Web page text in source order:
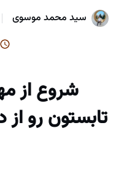
سید محمد موسوی
شروع از
تابستون رو